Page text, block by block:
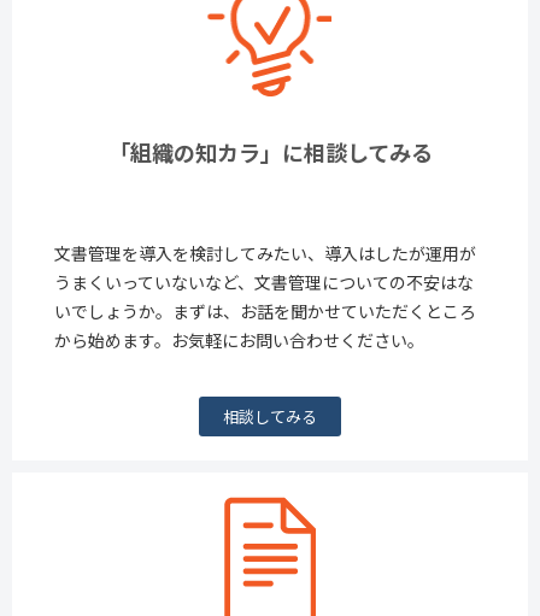
「組織の知カラ」に相談してみる
文書管理を導入を検討してみたい、導入はしたが運用が
うまくいっていないなど、文書管理についての不安はな
いでしょうか。まずは、お話を聞かせていただくところ
から始めます。お気軽にお問い合わせください。
相談してみる